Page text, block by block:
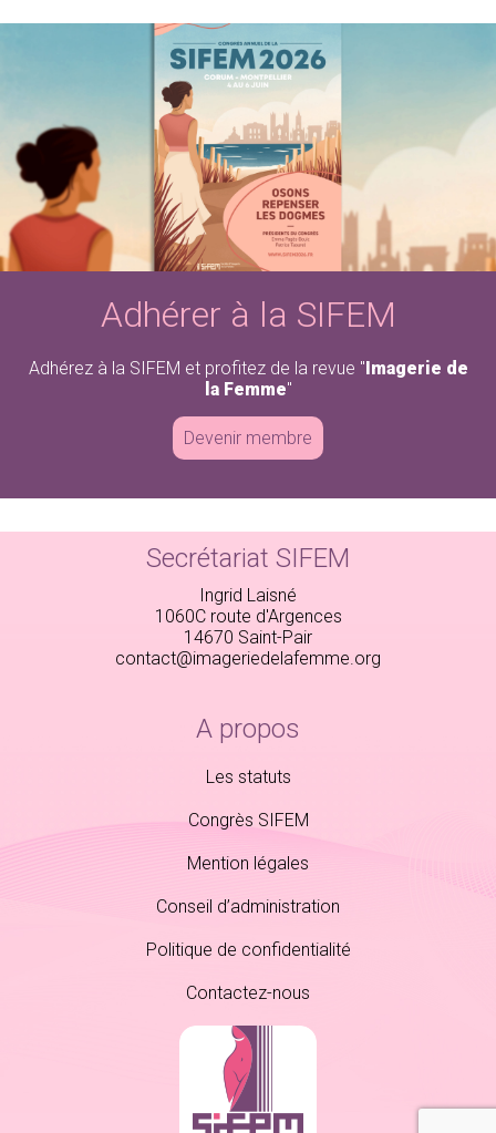
Adhérer à la SIFEM
Adhérez à la SIFEM et profitez de la revue "Imagerie de
la Femme"
Devenir membre
Secrétariat SIFEM
Ingrid Laisné
1060C route d'Argences
14670 Saint-Pair
contact@imageriedelafemme.org
A propos
Les statuts
Congrès SIFEM
Mention légales
Conseil d’administration
Politique de confidentialité
Contactez-nous